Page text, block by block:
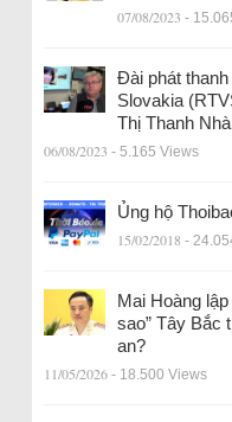
07/08/2023 -
Đài phát
Slovakia
Thị Thanh
06/08/2023 - 5.165 Views
Ủng hộ
15/02/2018 -
Mai Hoàng
sao” Tây Bắc
an?
11/05/2026 - 18.500 Views